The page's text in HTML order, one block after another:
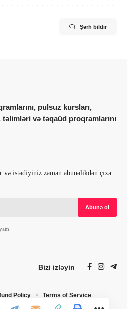
Şərh bildir
və təqaüd proqramlarını
istədiyiniz zaman abunəlikdən çıxa
Bizi izləyin
Policy Terms of Service